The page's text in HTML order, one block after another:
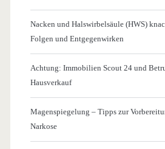
Nacken und Halswirbelsäule (HWS)
Folgen und Entgegenwirken
Achtung: Immobilien Scout 24 und
Hausverkauf
Magenspiegelung – Tipps zur
Narkose